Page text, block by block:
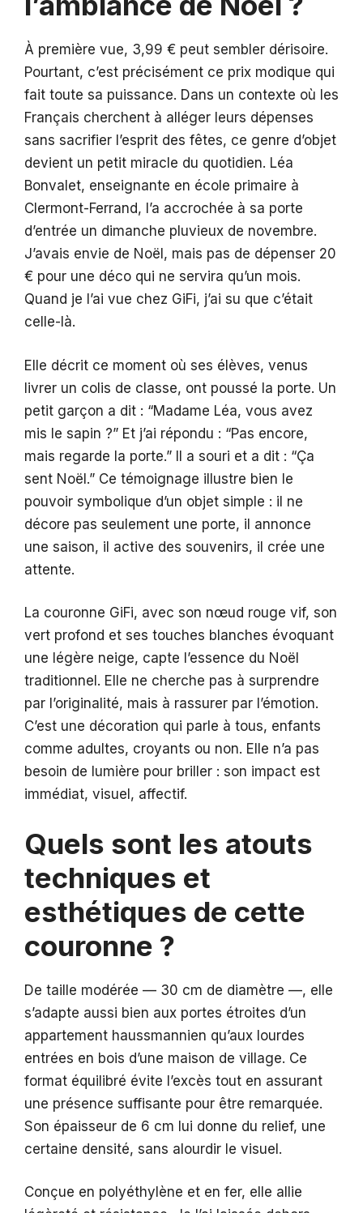
À première vue, 3,99 € peut sembler dérisoire.
Pourtant, c’est précisément ce prix modique qui
fait toute sa puissance. Dans un contexte où les
Français cherchent à alléger leurs dépenses
sans sacrifier l’esprit des fêtes, ce genre d’objet
devient un petit miracle du quotidien. Léa
Bonvalet, enseignante en école primaire à
Clermont-Ferrand, l’a accrochée à sa porte
d’entrée un dimanche pluvieux de novembre.
J’avais envie de Noël, mais pas de dépenser 20
€ pour une déco qui ne servira qu’un mois.
Quand je l’ai vue chez GiFi, j’ai su que c’était
celle-là.
Elle décrit ce moment où ses élèves, venus
livrer un colis de classe, ont poussé la porte. Un
petit garçon a dit : “Madame Léa, vous avez
mis le sapin ?” Et j’ai répondu : “Pas encore,
mais regarde la porte.” Il a souri et a dit : “Ça
sent Noël.” Ce témoignage illustre bien le
pouvoir symbolique d’un objet simple : il ne
décore pas seulement une porte, il annonce
une saison, il active des souvenirs, il crée une
attente.
La couronne GiFi, avec son nœud rouge vif, son
vert profond et ses touches blanches évoquant
une légère neige, capte l’essence du Noël
traditionnel. Elle ne cherche pas à surprendre
par l’originalité, mais à rassurer par l’émotion.
C’est une décoration qui parle à tous, enfants
comme adultes, croyants ou non. Elle n’a pas
besoin de lumière pour briller : son impact est
immédiat, visuel, affectif.
Quels sont les atouts
techniques et
esthétiques de cette
couronne ?
De taille modérée — 30 cm de diamètre —, elle
s’adapte aussi bien aux portes étroites d’un
appartement haussmannien qu’aux lourdes
entrées en bois d’une maison de village. Ce
format équilibré évite l’excès tout en assurant
une présence suffisante pour être remarquée.
Son épaisseur de 6 cm lui donne du relief, une
certaine densité, sans alourdir le visuel.
Conçue en polyéthylène et en fer, elle allie